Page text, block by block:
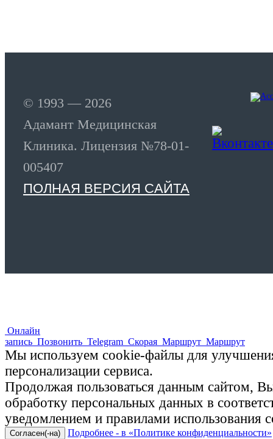
© 1993 — 2026
Адамант Медицинская
Клиника. Лицензия №78-01-
005407
ПОЛНАЯ ВЕРСИЯ САЙТА
Онлайн
запись Позвонить Telegram Скорая Маршрут Маршрут
Мы используем cookie-файлы для
персонализации сервиса.
Продолжая пользоваться данным сайтом, Вы
обработку персональных данных в
уведомлением и правилами использования
Согласен(-на) Подробнее - в «Политике конфиденциальности»